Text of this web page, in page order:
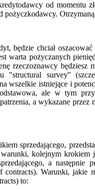
od momentu
będzie chciał
warta pożyczanych
rzeczoznawcy będziesz
"structural survey''
wszelkie istniejące i
ale w tym
a wykazane przez
sprzedającego,
kolejnym krokiem
a następnie
Warunki, jakie
to: